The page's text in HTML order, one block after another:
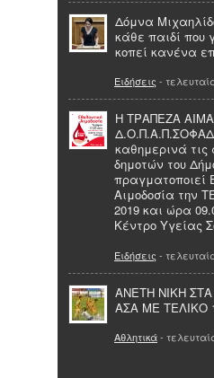
Δόμνα
κάθε παιδί που
κοπεί κανένα
Ειδήσεις -
Η ΤΡΑΠΕΖΑ
καθημερινά
δημοτών του
πραγματοποιεί
Αιμοδοσία την
2019 και ώρα
Κέντρο Υγείας
Ειδήσεις -
ΑΝΕΤΗ ΝΙΚΗ ΣΤΑ
ΑΣΑ ΜΕ ΤΕΛΙΚΟ
Αθλητικά-